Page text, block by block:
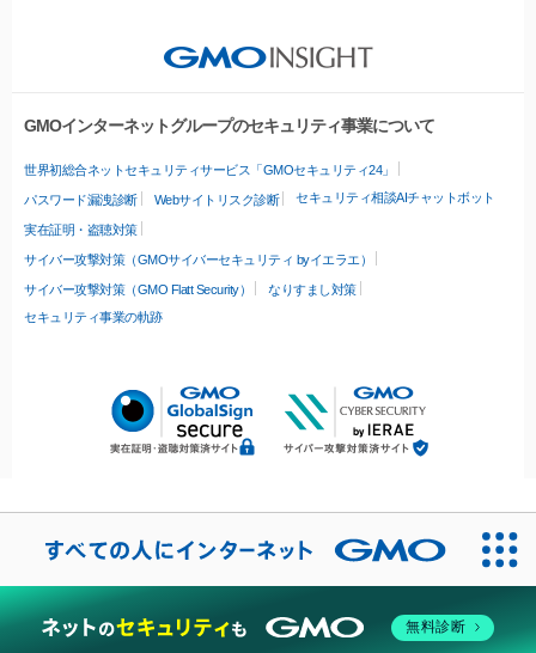
GMOインターネットグループのセキュリティ事業について
世界初総合ネットセキュリティサービス「GMOセキュリティ24」
パスワード漏洩診断 Webサイトリスク診断 セキュリティ相談AIチャットボット
実在証明・盗聴対策
サイバー攻撃対策（GMOサイバーセキュリティ byイエラエ）
サイバー攻撃対策（GMO Flatt Security）
なりすまし対策
セキュリティ事業の軌跡
無料診断